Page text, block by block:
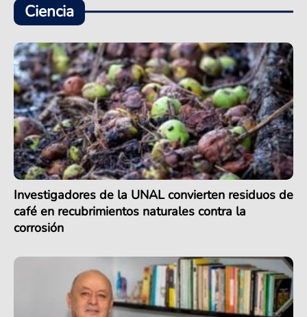
Ciencia
Investigadores de la UNAL convierten residuos de
café en recubrimientos naturales contra la
corrosión